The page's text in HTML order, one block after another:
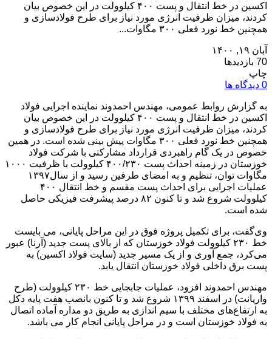
اکسین در خط انتقال و پست ۴۰۰ کیلوولت در این خصوص بیان
کردند، میزان ظرفیت انرژی مورد نیاز برای طرح فولادسازی و
همچنین خط نورد فعلی ۳۰۰ مگاوات...
آبان ۱۹, ۱۴۰۰
70 بازدیدها
چاپ
0 دیدگاه ها
به گزارش روابط عمومی، مهندس احمدوند نماینده اجرایی فولاد
اکسین در خط انتقال و پست ۴۰۰ کیلوولت در این خصوص بیان
کردند، میزان ظرفیت انرژی مورد نیاز برای طرح فولادسازی و
همچنین خط نورد فعلی ۳۰۰ مگاوات پیش بینی شده است. در همین
خصوص در یک گام راهبردی قرارداد مشارکتی با شرکت فولاد
خوزستان در زمینه احداث پست ۴۰۰/۲۳۰ کیلوولت با ظرفیت ۱۰۰۰
مگاوات توان، تنظیم و به امضای طرفین رسید و از سال۱۳۹۷
عملیات اجرایی برای احداث پست مقسم و خط انتقال ۴۰۰
کیلوولت شروع شد و تا کنون ۸۲ درصد پیشرفت فیزیکی حاصل
شده است.
وی‌گفت، برای تکمیل پروژه فوق در این مراحل پایانی، می بایست
خط ۲۳۰ کیلوولت فولاد خوزستان که از بالای پست جدید (آرنا) عبور
می‌کرد، جمع آوری و از یک مسیر جدید (سایت فولاد اکسین) به
پست برق داخلی فولاد خوزستان انتقال یابد.
مهندس احمدوند افزود، عملیات جابجایی خط ۲۳۰ کیلوولت (طرح
واریانت) در اسفند ۱۳۹۹ شروع شد و تا کنون بانصب هفت پایه دکل
به ارتفاع‌های مختلف با سیم اندازی به طریق دو مداره آماده اتصال
به فولاد خوزستان است و در مراحل پایانی انجام کار می باشد.